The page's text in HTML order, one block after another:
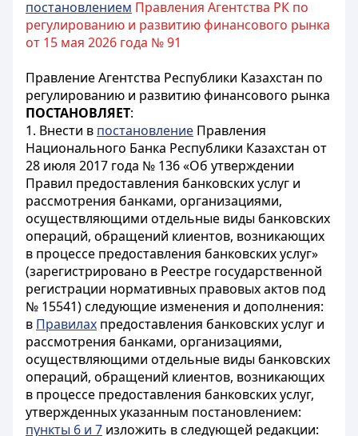
постановлением Правления Агентства РК по
регулированию и развитию финансового рынка
от 15 мая 2026 года № 91
Правление Агентства Республики Казахстан по
регулированию и развитию финансового рынка
ПОСТАНОВЛЯЕТ:
1. Внести в постановление Правления
Национального Банка Республики Казахстан от
28 июля 2017 года № 136 «Об утверждении
Правил предоставления банковских услуг и
рассмотрения банками, организациями,
осуществляющими отдельные виды банковских
операций, обращений клиентов, возникающих
в процессе предоставления банковских услуг»
(зарегистрировано в Реестре государственной
регистрации нормативных правовых актов под
№ 15541) следующие изменения и дополнения:
в Правилах предоставления банковских услуг и
рассмотрения банками, организациями,
осуществляющими отдельные виды банковских
операций, обращений клиентов, возникающих
в процессе предоставления банковских услуг,
утвержденных указанным постановлением:
пункты 6 и 7 изложить в следующей редакции: